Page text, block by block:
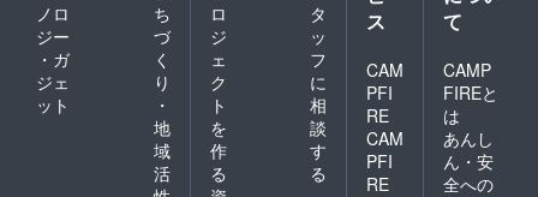
ノロ
ジー
・ガ
ジェ
ット
ち
づ
く
り
・
地
域
活
ロ
ジ
ェ
ク
ト
を
作
る
タ
ッ
フ
に
相
談
す
る
ス
CAM
PFI
RE
CAM
PFI
RE
て
CAMP
FIREと
は
あんし
ん・安
全への